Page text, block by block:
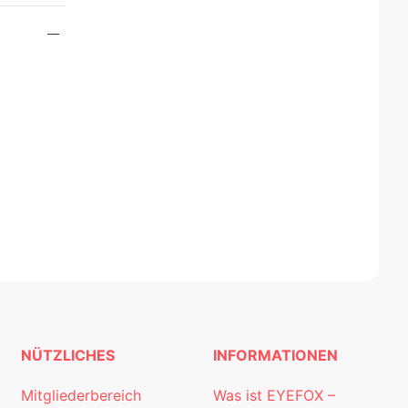
NÜTZLICHES
Mitgliederbereich
INFORMATIONEN
Was ist EYEFOX –